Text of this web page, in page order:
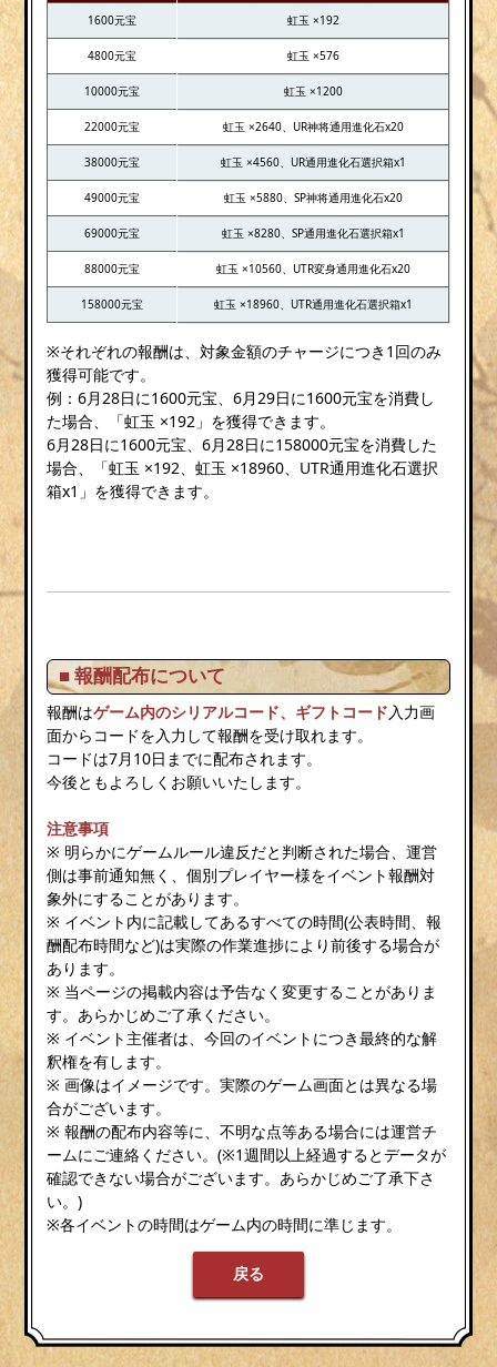
1600元宝 虹玉 ×192
4800元宝 虹玉 ×576
10000元宝 虹玉 ×1200
22000元宝 虹玉 ×2640、UR神将通用進化石x20
38000元宝 虹玉 ×4560、UR通用進化石選択箱x1
49000元宝 虹玉 ×5880、SP神将通用進化石x20
69000元宝 虹玉 ×8280、SP通用進化石選択箱x1
88000元宝 虹玉 ×10560、UTR変身通用進化石x20
158000元宝 虹玉 ×18960、UTR通用進化石選択箱x1
※それぞれの報酬は、対象金額のチャージにつき1回のみ
獲得可能です。
例：6月28日に1600元宝、6月29日に1600元宝を消費し
た場合、「虹玉 ×192」を獲得できます。
6月28日に1600元宝、6月28日に158000元宝を消費した
場合、「虹玉 ×192、虹玉 ×18960、UTR通用進化石選択
箱x1」を獲得できます。
■ 報酬配布について
報酬はゲーム内のシリアルコード、 ギフトコード入力画
面からコードを入力して報酬を受け取れます。
コードは7月10日までに配布されます。
今後ともよろしくお願いいたします。
注意事項
※ 明らかにゲームルール違反だと判断された場合、運営
側は事前通知無く、個別プレイヤー様をイベント報酬対
象外にすることがあります。
※ イベント内に記載してあるすべての時間(公表時間、報
酬配布時間など)は実際の作業進捗により前後する場合が
あります。
※ 当ページの掲載内容は予告なく変更することがありま
す。あらかじめご了承ください。
※ イベント主催者は、今回のイベントにつき最終的な解
釈権を有します。
※ 画像はイメージです。実際のゲーム画面とは異なる場
合がございます。
※ 報酬の配布内容等に、不明な点等ある場合には運営チ
ームにご連絡ください。(※1週間以上経過するとデータが
確認できない場合がございます。あらかじめご了承下さ
い。)
※各イベントの時間はゲーム内の時間に準じます。
戻る